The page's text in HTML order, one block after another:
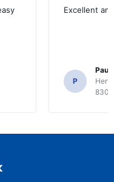
Excellent
P
Paul
8300